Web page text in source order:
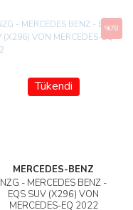
Tükendi
MERCEDES-BENZ
NZG - MERCEDES BENZ -
EQS SUV (X296) VON
MERCEDES-EQ 2022
%78